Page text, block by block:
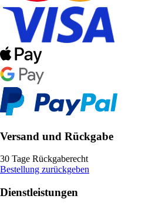
Versand und Rückgabe
30 Tage Rückgaberecht
Bestellung zurückgeben
Dienstleistungen